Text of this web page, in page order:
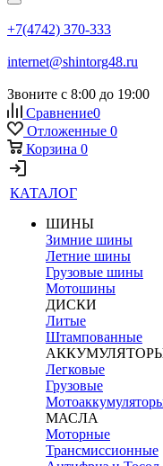
+7(4742) 370-333
internet@shintorg48.ru
Звоните с 8:00 до 19:00
Сравнение0
Отложенные 0
Корзина 0
КАТАЛОГ
ШИНЫ
Зимние шины
Летние шины
Грузовые шины
Мотошины
ДИСКИ
Литые
Штампованные
Легковые
Грузовые
МАСЛА
Моторные
Трансмиссионные